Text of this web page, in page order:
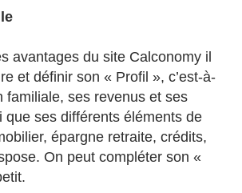
avantages du site Calconomy il
et définir son « Profil », c’est-à-
familiale, ses revenus et ses
que ses différents éléments de
épargne retraite, crédits,
On peut compléter son «